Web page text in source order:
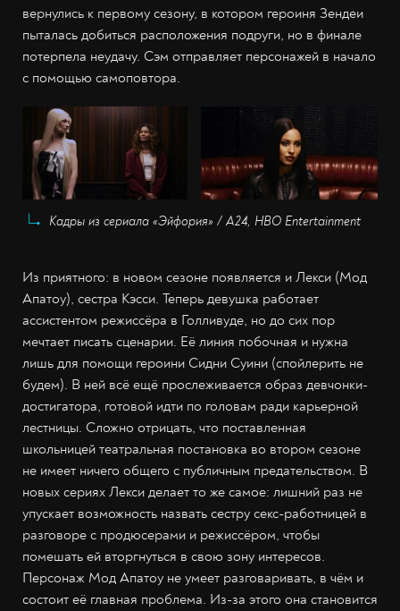
вернулись к первому сезону, в котором героиня Зендеи
пыталась добиться расположения подруги, но в финале
потерпела неудачу. Сэм отправляет персонажей в начало
с помощью самоповтора.
Кадры из сериала «Эйфория» / А24, HBO Entertainment
Из приятного: в новом сезоне появляется и Лекси (Мод
Апатоу), сестра Кэсси. Теперь девушка работает
ассистентом режиссёра в Голливуде, но до сих пор
мечтает писать сценарии. Её линия побочная и нужна
лишь для помощи героини Сидни Суини (спойлерить не
будем). В ней всё ещё прослеживается образ девчонки-
достигатора, готовой идти по головам ради карьерной
лестницы. Сложно отрицать, что поставленная
школьницей театральная постановка во втором сезоне
не имеет ничего общего с публичным предательством. В
новых сериях Лекси делает то же самое: лишний раз не
упускает возможность назвать сестру секс-работницей в
разговоре с продюсерами и режиссёром, чтобы
помешать ей вторгнуться в свою зону интересов.
Персонаж Мод Апатоу не умеет разговаривать, в чём и
состоит её главная проблема. Из-за этого она становится